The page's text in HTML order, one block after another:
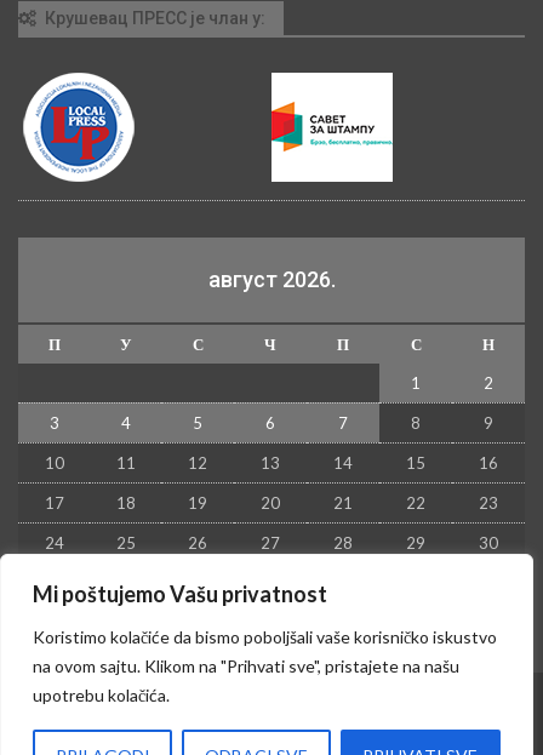
Mi poštujemo Vašu privatnost
Koristimo kolačiće da bismo poboljšali vaše korisničko iskustvo
na ovom sajtu. Klikom na "Prihvati sve", pristajete na našu
upotrebu kolačića.
Крушевац ПРЕСС је члан у:
август 2026.
П У С Ч П С
Н
1
2
3 4 5 6 7 8 9
10 11 12 13 14 15 16
17 18 19 20 21 22 23
24 25 26 27 28 29 30
31